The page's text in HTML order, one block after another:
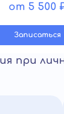
от 5 500
Записатьcя
при